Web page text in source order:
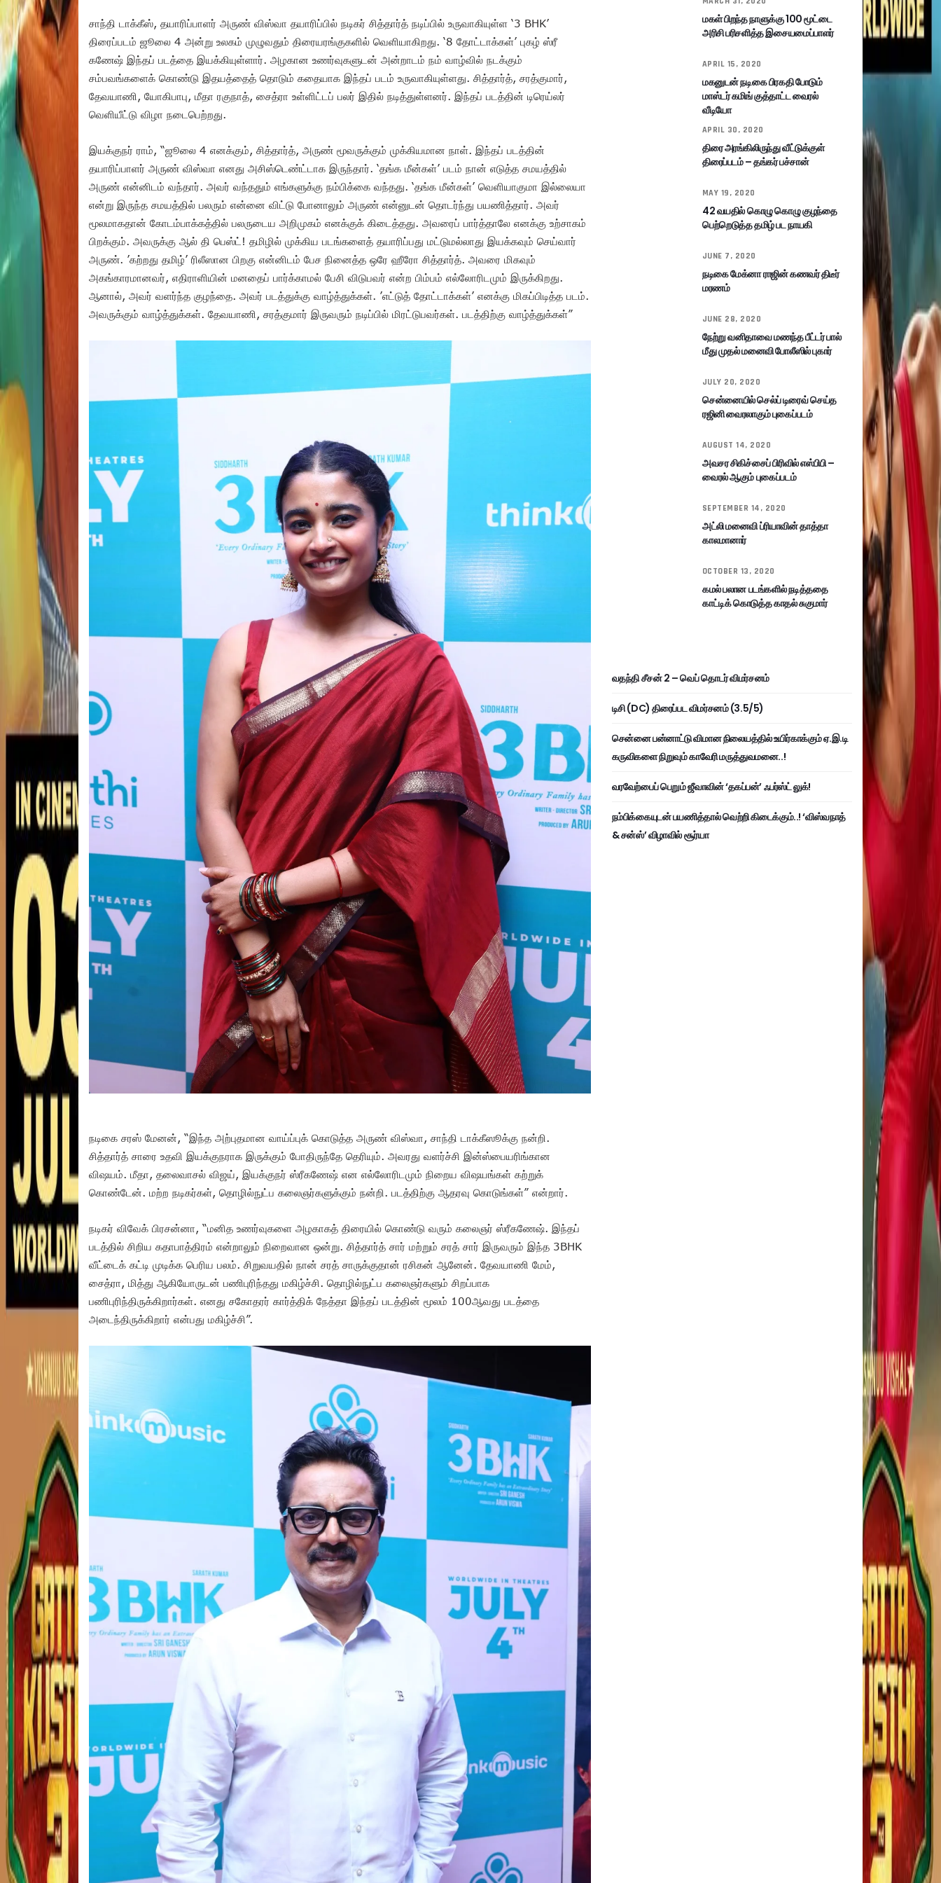
சாந்தி டாக்கீஸ், தயாரிப்பாளர் அருண் விஸ்வா தயாரிப்பில் நடிகர் சித்தார்த் நடிப்பில் உருவாகியுள்ள ‘3 BHK’
திரைப்படம் ஜூலை 4 அன்று உலகம் முழுவதும் திரையரங்குகளில் வெளியாகிறது. ‘8 தோட்டாக்கள்’ புகழ் ஸ்ரீ
கணேஷ் இந்தப் படத்தை இயக்கியுள்ளார். அழகான உணர்வுகளுடன் அன்றாடம் நம் வாழ்வில் நடக்கும்
சம்பவங்களைக் கொண்டு இதயத்தைத் தொடும் கதையாக இந்தப் படம் உருவாகியுள்ளது. சித்தார்த், சரத்குமார்,
தேவயாணி, யோகிபாபு, மீதா ரகுநாத், சைத்ரா உள்ளிட்டப் பலர் இதில் நடித்துள்ளனர். இந்தப் படத்தின் டிரெய்லர்
வெளியீட்டு விழா நடைபெற்றது.
இயக்குநர் ராம், “ஜூலை 4 எனக்கும், சித்தார்த், அருண் மூவருக்கும் முக்கியமான நாள். இந்தப் படத்தின்
தயாரிப்பாளர் அருண் விஸ்வா எனது அசிஸ்டெண்ட்டாக இருந்தார். ‘தங்க மீன்கள்’ படம் நான் எடுத்த சமயத்தில்
அருண் என்னிடம் வந்தார். அவர் வந்ததும் எங்களுக்கு நம்பிக்கை வந்தது. ‘தங்க மீன்கள்’ வெளியாகுமா இல்லையா
என்று இருந்த சமயத்தில் பலரும் என்னை விட்டு போனாலும் அருண் என்னுடன் தொடர்ந்து பயணித்தார். அவர்
மூலமாகதான் கோடம்பாக்கத்தில் பலருடைய அறிமுகம் எனக்குக் கிடைத்தது. அவரைப் பார்த்தாலே எனக்கு உற்சாகம்
பிறக்கும். அவருக்கு ஆல் தி பெஸ்ட்! தமிழில் முக்கிய படங்களைத் தயாரிப்பது மட்டுமல்லாது இயக்கவும் செய்வார்
அருண். ’கற்றது தமிழ்’ ரிலீஸான பிறகு என்னிடம் பேச நினைத்த ஒரே ஹீரோ சித்தார்த். அவரை மிகவும்
அகங்காரமானவர், எதிராளியின் மனதைப் பார்க்காமல் பேசி விடுபவர் என்ற பிம்பம் எல்லோரிடமும் இருக்கிறது.
ஆனால், அவர் வளர்ந்த குழந்தை. அவர் படத்துக்கு வாழ்த்துக்கள். ’எட்டுத் தோட்டாக்கள்’ எனக்கு மிகப்பிடித்த படம்.
அவருக்கும் வாழ்த்துக்கள். தேவயாணி, சரத்குமார் இருவரும் நடிப்பில் மிரட்டுபவர்கள். படத்திற்கு வாழ்த்துக்கள்”
நடிகை சரஸ் மேனன், “இந்த அற்புதமான வாய்ப்புக் கொடுத்த அருண் விஸ்வா, சாந்தி டாக்கீஸூக்கு நன்றி.
சித்தார்த் சாரை உதவி இயக்குநராக இருக்கும் போதிருந்தே தெரியும். அவரது வளர்ச்சி இன்ஸ்பையரிங்கான
விஷயம். மீதா, தலைவாசல் விஜய், இயக்குநர் ஸ்ரீகணேஷ் என எல்லோரிடமும் நிறைய விஷயங்கள் கற்றுக்
கொண்டேன். மற்ற நடிகர்கள், தொழில்நுட்ப கலைஞர்களுக்கும் நன்றி. படத்திற்கு ஆதரவு கொடுங்கள்” என்றார்.
நடிகர் விவேக் பிரசன்னா, “மனித உணர்வுகளை அழகாகத் திரையில் கொண்டு வரும் கலைஞர் ஸ்ரீகணேஷ். இந்தப்
படத்தில் சிறிய கதாபாத்திரம் என்றாலும் நிறைவான ஒன்று. சித்தார்த் சார் மற்றும் சரத் சார் இருவரும் இந்த 3BHK
வீட்டைக் கட்டி முடிக்க பெரிய பலம். சிறுவயதில் நான் சரத் சாருக்குதான் ரசிகன் ஆனேன். தேவயாணி மேம்,
சைத்ரா, மித்து ஆகியோருடன் பணிபுரிந்தது மகிழ்ச்சி. தொழில்நுட்ப கலைஞர்களும் சிறப்பாக
பணிபுரிந்திருக்கிறார்கள். எனது சகோதரர் கார்த்திக் நேத்தா இந்தப் படத்தின் மூலம் 100ஆவது படத்தை
அடைந்திருக்கிறார் என்பது மகிழ்ச்சி”.
மகள் பிறந்த நாளுக்கு 100 மூட்டை
அரிசி பரிசளித்த இசையமைப்பாளர்
APRIL 15, 2020
மகனுடன் நடிகை பிரகதி போடும்
மாஸ்டர் கமிங் குத்தாட்ட வைரல்
வீடியோ
APRIL 30, 2020
திரை அரங்கிலிருந்து வீட்டுக்குள்
திரைப்படம் – தங்கர் பச்சான்
MAY 19, 2020
42 வயதில் கொழு கொழு குழந்தை
பெற்றெடுத்த தமிழ் பட நாயகி
JUNE 7, 2020
நடிகை மேக்னா ராஜின் கணவர் திடீர்
மரணம்
JUNE 28, 2020
நேற்று வனிதாவை மணந்த பீட்டர் பால்
மீது முதல் மனைவி போலீஸில் புகார்
JULY 20, 2020
சென்னையில் செல்ப் டிரைவ் செய்த
ரஜினி வைரலாகும் புகைப்படம்
AUGUST 14, 2020
அவசர சிகிச்சைப் பிரிவில் எஸ்பிபி –
வைரல் ஆகும் புகைப்படம்
SEPTEMBER 14, 2020
அட்லி மனைவி ப்ரியாவின் தாத்தா
காலமானார்
OCTOBER 13, 2020
கமல் பலான படங்களில் நடித்ததை
காட்டிக் கொடுத்த காதல் சுகுமார்
வதந்தி சீசன் 2 – வெப் தொடர் விமர்சனம்
டிசி (DC) திரைப்பட விமர்சனம் (3.5/5)
சென்னை பன்னாட்டு விமான நிலையத்தில் உயிர்காக்கும் ஏ.இ.டி
கருவிகளை நிறுவும் காவேரி மருத்துவமனை..!
வரவேற்பைப் பெறும் ஜீவாவின் ‘தகப்பன்’ ஃபர்ஸ்ட் லுக்!
நம்பிக்கையுடன் பயணித்தால் வெற்றி கிடைக்கும்..! ‘விஸ்வநாத்
& சன்ஸ்’ விழாவில் சூர்யா